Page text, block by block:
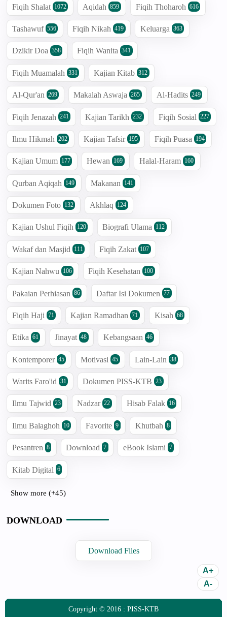
Fiqih Shalat 1072 Aqidah 859 Fiqih Thoharoh 616
Tashawuf 556 Fiqih Nikah 419 Keluarga 363
Dzikir Doa 358 Fiqih Wanita 341
Fiqih Muamalah 331 Kajian Kitab 312
Al-Qur'an 269 Makalah Aswaja 265 Al-Hadits 249
Fiqih Jenazah 241 Kajian Tarikh 232 Fiqih Sosial 227
Ilmu Hikmah 202 Kajian Tafsir 195 Fiqih Puasa 194
Kajian Umum 177 Hewan 169 Halal-Haram 160
Qurban Aqiqah 149 Makanan 141
Dokumen Foto 132 Akhlaq 124
Kajian Ushul Fiqih 120 Biografi Ulama 112
Wakaf dan Masjid 111 Fiqih Zakat 107
Kajian Nahwu 106 Fiqih Kesehatan 100
Pakaian Perhiasan 86 Daftar Isi Dokumen 77
Fiqih Haji 71 Kajian Ramadhan 71 Kisah 68
Etika 61 Jinayat 48 Kebangsaan 46
Kontemporer 45 Motivasi 45 Lain-Lain 38
Warits Faro'id 31 Dokumen PISS-KTB 23
Ilmu Tajwid 23 Nadzar 22 Hisab Falak 16
Ilmu Balaghoh 10 Favorite 9 Khutbah 8
Pesantren 8 Download 7 eBook Islami 7
Kitab Digital 6
Show more (+45)
DOWNLOAD
Download Files
Copyright © 2016 : PISS-KTB